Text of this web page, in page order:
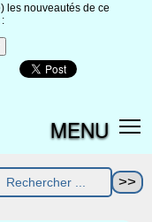
les nouveautés de ce
MENU